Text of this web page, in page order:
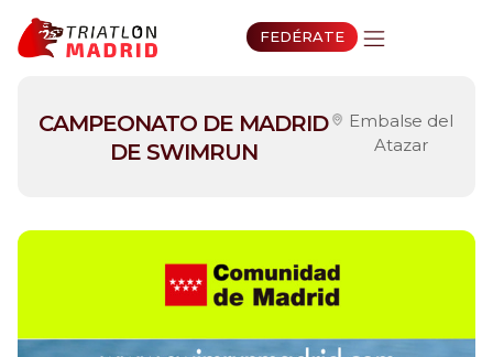
FEDÉRATE
CAMPEONATO DE MADRID
DE SWIMRUN
Embalse del
Atazar